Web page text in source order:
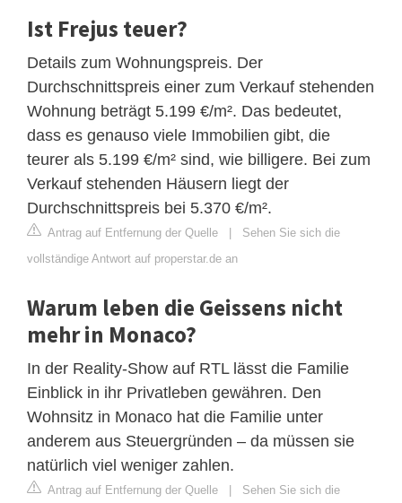
Ist Frejus teuer?
Details zum Wohnungspreis. Der
Durchschnittspreis einer zum Verkauf stehenden
Wohnung beträgt 5.199 €/m². Das bedeutet,
dass es genauso viele Immobilien gibt, die
teurer als 5.199 €/m² sind, wie billigere. Bei zum
Verkauf stehenden Häusern liegt der
Durchschnittspreis bei 5.370 €/m².
Antrag auf Entfernung der Quelle | Sehen Sie sich die
vollständige Antwort auf properstar.de an
Warum leben die Geissens nicht
mehr in Monaco?
In der Reality-Show auf RTL lässt die Familie
Einblick in ihr Privatleben gewähren. Den
Wohnsitz in Monaco hat die Familie unter
anderem aus Steuergründen – da müssen sie
natürlich viel weniger zahlen.
Antrag auf Entfernung der Quelle | Sehen Sie sich die